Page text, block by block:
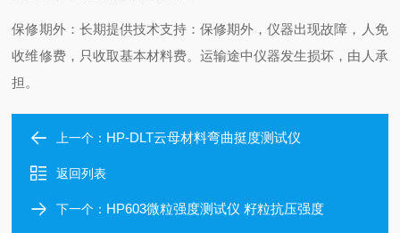
保修期外：长期提供技术支持：保修期外，仪器出现故障，人免
收维修费，只收取基本材料费。运输途中仪器发生损坏，由人承
担。
上一个： HP-DLT云母材料弯曲挺度测试仪
返回列表
下一个： HP603微粒强度测试仪 籽粒抗压强度